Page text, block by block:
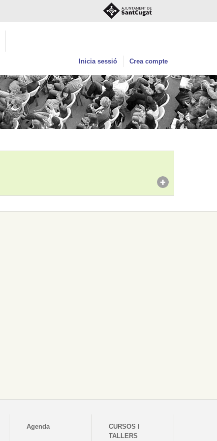
Inicia sessió Crea compte
Agenda
CURSOS I
TALLERS